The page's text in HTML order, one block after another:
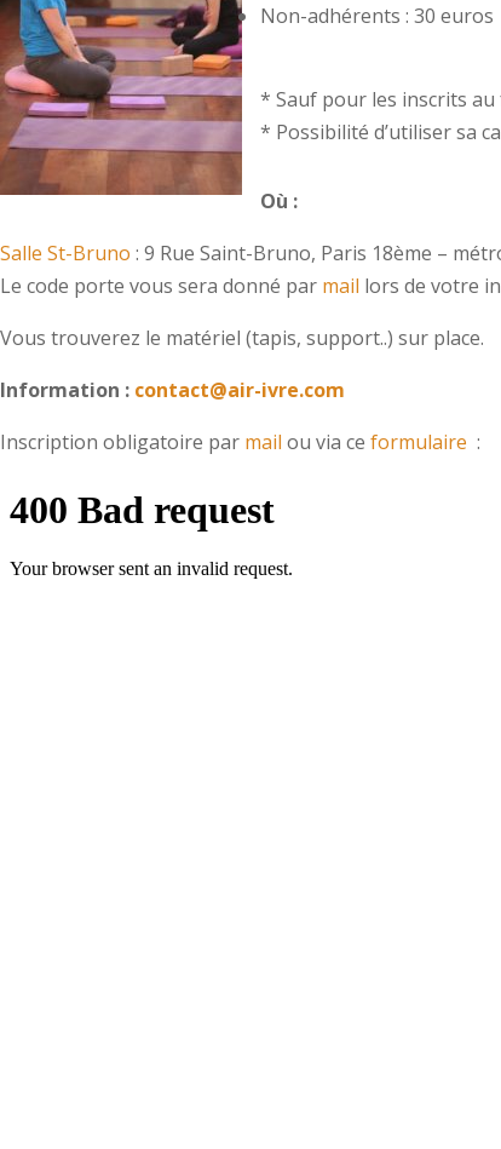
Non-adhérents : 30 euros
* Sauf pour les inscrits
* Possibilité d’utiliser sa
Où :
Salle St-Bruno : 9 Rue Saint-Bruno, Paris 18ème –
Le code porte vous sera donné par mail lors de votre
Vous trouverez le matériel (tapis, support..) sur place.
Information : contact@air-ivre.com
Inscription obligatoire par mail ou via ce formulaire :